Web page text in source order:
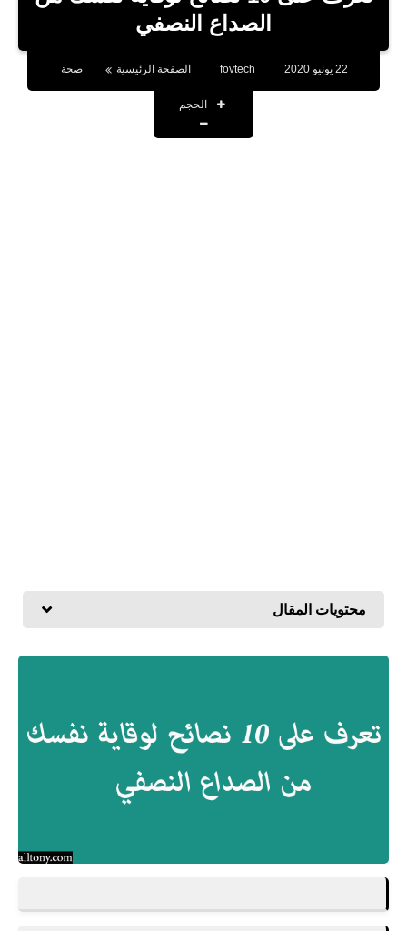
بلوجر
الصداع النصفي
fovtech الصفحة الرئيسية صحة
الحجم
محتويات المقال